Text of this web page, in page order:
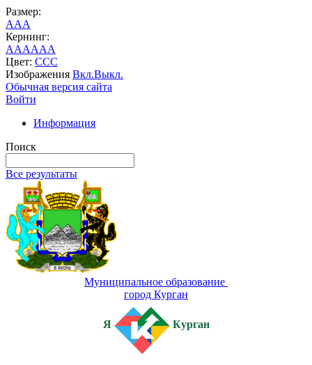
Размер:
AAA
Кернинг:
AAAAAA
Цвет: CCC
Изображения Вкл.Выкл.
Обычная версия сайта
Войти
Информация
Поиск
Все результаты
Муниципальное образование
город Курган
Я Курган